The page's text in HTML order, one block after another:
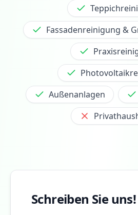
Fassadenreinigung &
Außenanlagen
Schreiben Sie uns!